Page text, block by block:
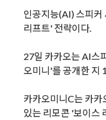
인공지능(AI) 스피커
리프트' 전략이다.
27일 카카오는 AI스
오미니'를 공개한 지
카카오미니C는 카카
있는 리모콘 '보이스